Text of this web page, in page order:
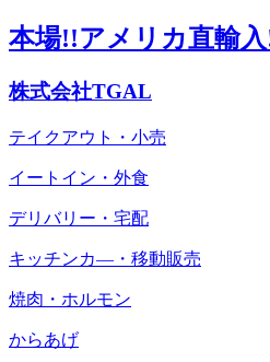
本場!!アメリカ直輸入
株式会社TGAL
テイクアウト・小売
イートイン・外食
デリバリー・宅配
キッチンカ―・移動販売
焼肉・ホルモン
からあげ